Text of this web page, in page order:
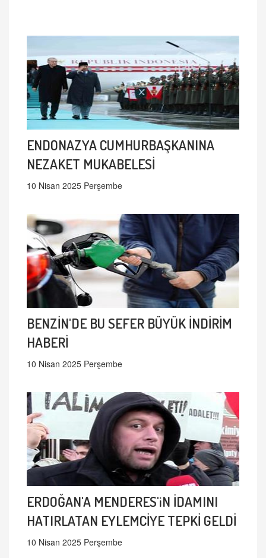
ENDONAZYA CUMHURBAŞKANINA
NEZAKET MUKABELESİ
10 Nisan 2025 Perşembe
BENZİN'DE BU SEFER BÜYÜK İNDİRİM
HABERİ
10 Nisan 2025 Perşembe
ERDOĞAN'A MENDERES'iN İDAMINI
HATIRLATAN EYLEMCİYE TEPKİ GELDİ
10 Nisan 2025 Perşembe